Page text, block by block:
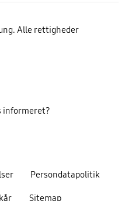
Alle rettigheder
Persondatapolitik
Sitemap
informeret?